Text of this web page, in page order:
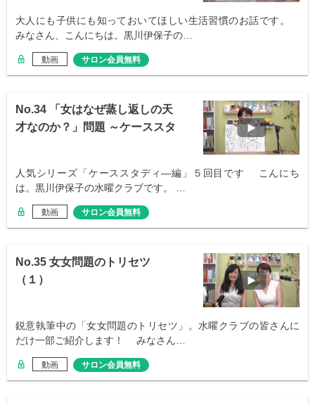
大人にも子供にも知っておいてほしい生活習慣のお話です。
みなさん、こんにちは。黒川伊保子の…
動画 サロン会員無料
No.34 「女はなぜ蒸し返しの天
才なのか？」問題 ～ケーススタ
人気シリーズ「ケーススタディ―編」５回目です こんにち
は。黒川伊保子の水曜クラブです。 …
動画 サロン会員無料
No.35 女女問題のトリセツ
（１）
鋭意執筆中の「女女問題のトリセツ」。水曜クラブの皆さんに
だけ一部ご紹介します！ みなさん…
動画 サロン会員無料